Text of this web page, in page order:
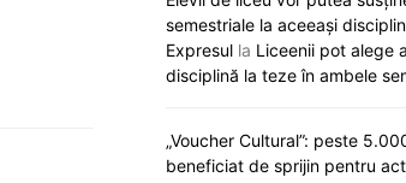
semestriale la aceeași
Expresul la Liceenii pot alege
disciplină la teze în ambele
„Voucher Cultural”: peste
beneficiat de sprijin pentru